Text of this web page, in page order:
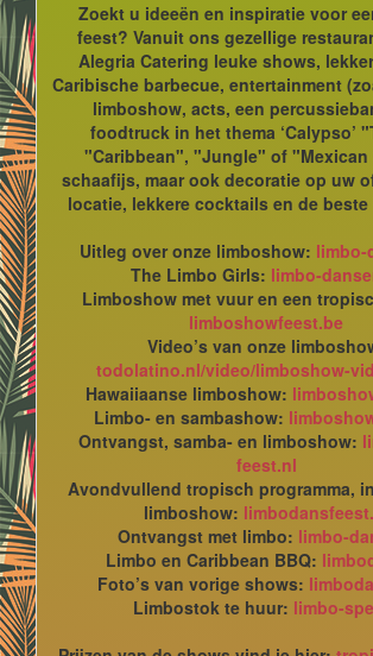
Zoekt u ideeën en inspiratie voor
feest? Vanuit ons gezellige
Alegria Catering leuke shows,
Caribische barbecue, entertainment
limboshow, acts, een
foodtruck in het thema ‘Calypso’
"Caribbean", "Jungle" of "Mexican
schaafijs, maar ook decoratie op uw
locatie, lekkere cocktails en de
Uitleg over onze limboshow: limbo-
The Limbo Girls: limbo-
Limboshow met vuur en een
limboshowfeest.be
Video’s van onze
todolatino.nl/video/limboshow-
Hawaiiaanse limboshow:
Limbo- en sambashow:
Ontvangst, samba- en limboshow:
feest.nl
Avondvullend tropisch programma,
limboshow:
Ontvangst met limbo: limbo-
Limbo en Caribbean BBQ:
Foto’s van vorige shows:
Limbostok te huur: limbo-